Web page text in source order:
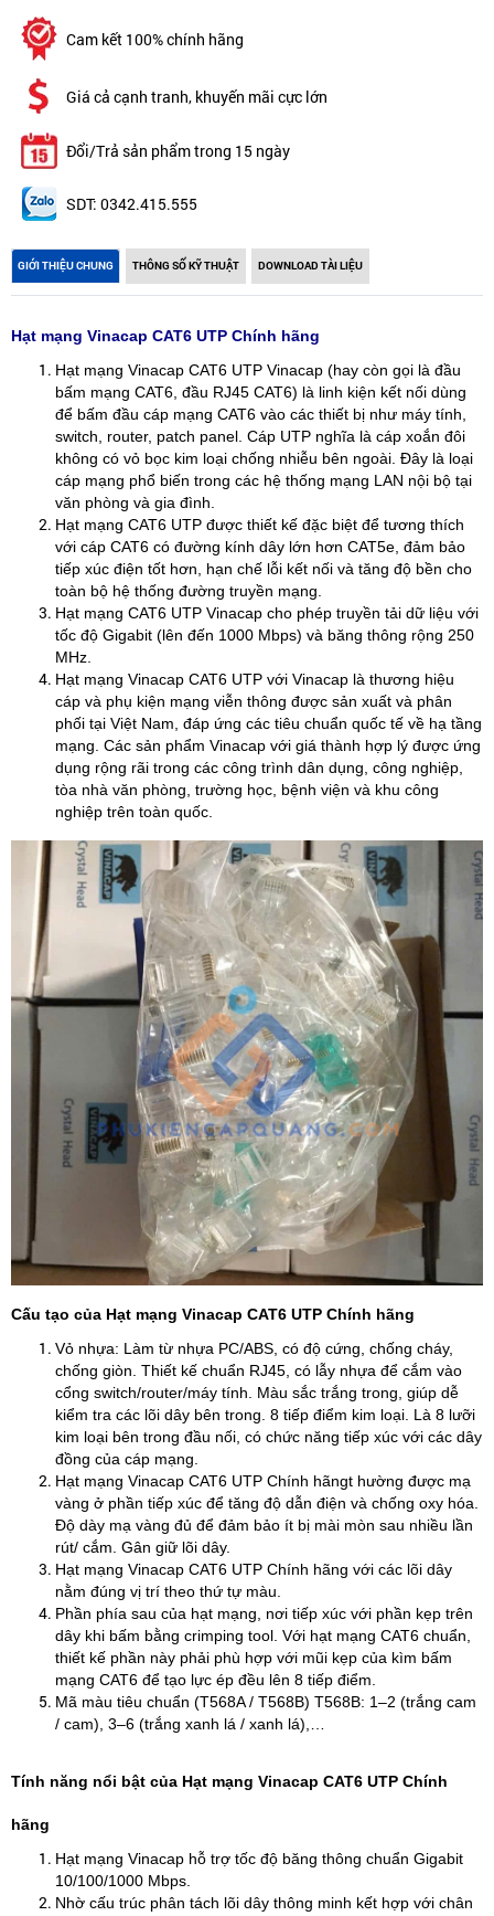
Cam kết 100% chính hãng
Giá cả cạnh tranh, khuyến mãi cực lớn
Đổi/Trả sản phẩm trong 15 ngày
SDT: 0342.415.555
GIỚI THIỆU CHUNG THÔNG SỐ KỸ THUẬT DOWNLOAD TÀI LIỆU
Hạt mạng Vinacap CAT6 UTP Chính hãng
Hạt mạng Vinacap CAT6 UTP Vinacap (hay còn gọi là đầu
bấm mạng CAT6, đầu RJ45 CAT6) là linh kiện kết nối dùng
để bấm đầu cáp mạng CAT6 vào các thiết bị như máy tính,
switch, router, patch panel. Cáp UTP nghĩa là cáp xoắn đôi
không có vỏ bọc kim loại chống nhiễu bên ngoài. Đây là loại
cáp mạng phổ biến trong các hệ thống mạng LAN nội bộ tại
văn phòng và gia đình.
Hạt mạng CAT6 UTP được thiết kế đặc biệt để tương thích
với cáp CAT6 có đường kính dây lớn hơn CAT5e, đảm bảo
tiếp xúc điện tốt hơn, hạn chế lỗi kết nối và tăng độ bền cho
toàn bộ hệ thống đường truyền mạng.
Hạt mạng CAT6 UTP Vinacap cho phép truyền tải dữ liệu với
tốc độ Gigabit (lên đến 1000 Mbps) và băng thông rộng 250
MHz.
Hạt mạng Vinacap CAT6 UTP với Vinacap là thương hiệu
cáp và phụ kiện mạng viễn thông được sản xuất và phân
phối tại Việt Nam, đáp ứng các tiêu chuẩn quốc tế về hạ tầng
mạng. Các sản phẩm Vinacap với giá thành hợp lý được ứng
dụng rộng rãi trong các công trình dân dụng, công nghiệp,
tòa nhà văn phòng, trường học, bệnh viện và khu công
nghiệp trên toàn quốc.
Cấu tạo của Hạt mạng Vinacap CAT6 UTP Chính hãng
Vỏ nhựa: Làm từ nhựa PC/ABS, có độ cứng, chống cháy,
chống giòn. Thiết kế chuẩn RJ45, có lẫy nhựa để cắm vào
cổng switch/router/máy tính. Màu sắc trắng trong, giúp dễ
kiểm tra các lõi dây bên trong. 8 tiếp điểm kim loại. Là 8 lưỡi
kim loại bên trong đầu nối, có chức năng tiếp xúc với các dây
đồng của cáp mạng.
Hạt mạng Vinacap CAT6 UTP Chính hãngt hường được mạ
vàng ở phần tiếp xúc để tăng độ dẫn điện và chống oxy hóa.
Độ dày mạ vàng đủ để đảm bảo ít bị mài mòn sau nhiều lần
rút/ cắm. Gân giữ lõi dây.
Hạt mạng Vinacap CAT6 UTP Chính hãng với các lõi dây
nằm đúng vị trí theo thứ tự màu.
Phần phía sau của hạt mạng, nơi tiếp xúc với phần kẹp trên
dây khi bấm bằng crimping tool. Với hạt mạng CAT6 chuẩn,
thiết kế phần này phải phù hợp với mũi kẹp của kìm bấm
mạng CAT6 để tạo lực ép đều lên 8 tiếp điểm.
Mã màu tiêu chuẩn (T568A / T568B) T568B: 1–2 (trắng cam
/ cam), 3–6 (trắng xanh lá / xanh lá),…
Tính năng nổi bật của Hạt mạng Vinacap CAT6 UTP Chính
hãng
Hạt mạng Vinacap hỗ trợ tốc độ băng thông chuẩn Gigabit
10/100/1000 Mbps.
Nhờ cấu trúc phân tách lõi dây thông minh kết hợp với chân